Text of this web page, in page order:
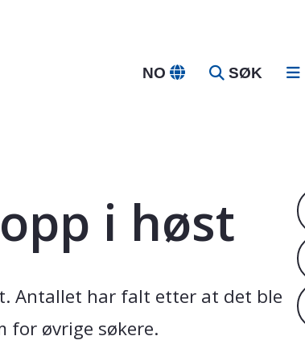
NO SØK
i høst
Antallet har falt etter at det ble
for øvrige søkere.